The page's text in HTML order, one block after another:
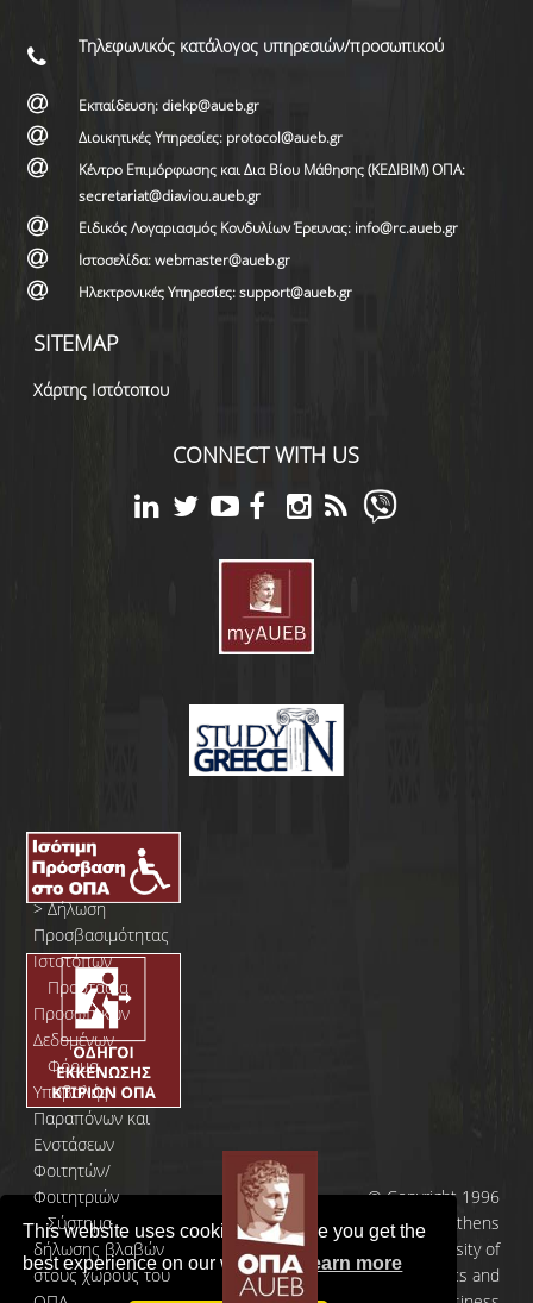
This website uses cookies to ensure you get the
best experience on our website.Learn more
Τηλεφωνικός κατάλογος υπηρεσιών/προσωπικού
Εκπαίδευση: diekp@aueb.gr
Διοικητικές Υπηρεσίες: protocol@aueb.gr
Κέντρο Επιμόρφωσης και Δια Βίου Μάθησης (ΚΕΔΙΒΙΜ) ΟΠΑ:
secretariat@diaviou.aueb.gr
Ειδικός Λογαριασμός Κονδυλίων Έρευνας: info@rc.aueb.gr
Ιστοσελίδα: webmaster@aueb.gr
Ηλεκτρονικές Υπηρεσίες: support@aueb.gr
SITEMAP
Χάρτης Ιστότοπου
CONNECT WITH US
>Δήλωση
Προσβασιμότητας
Ιστοτόπων
Προστασία
Προσωπικών
Δεδομένων
Φόρμα
Yποβολής
Παραπόνων και
Ενστάσεων
Φοιτητών/
Φοιτητριών
>Σύστημα
δήλωσης βλαβών
στους χώρους του
© Copyright 1996
- 2026 | Athens
University of
Economics and